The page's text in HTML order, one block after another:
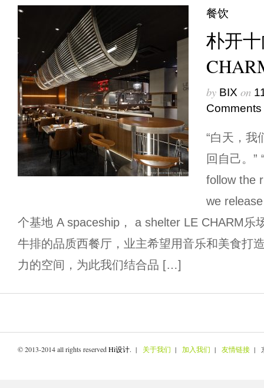
餐饮
朴开
by BIX on
Comments
“白天，我
回自己。”
follow the
we
个基地 A spaceship， a shelter LE CHARM乐
牛排的品质西餐厅，业主希望用音乐和美食打
力的空间，为此我们结合品 […]
© 2013-2014 all rights reservedHi设计. | 关于我们 | 加入我们 | 友情链接 |